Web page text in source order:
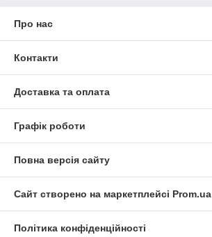
Про нас
Контакти
Доставка та оплата
Графік роботи
Повна версія сайту
Сайт створено на маркетплейсі Prom.ua
Політика конфіденційності